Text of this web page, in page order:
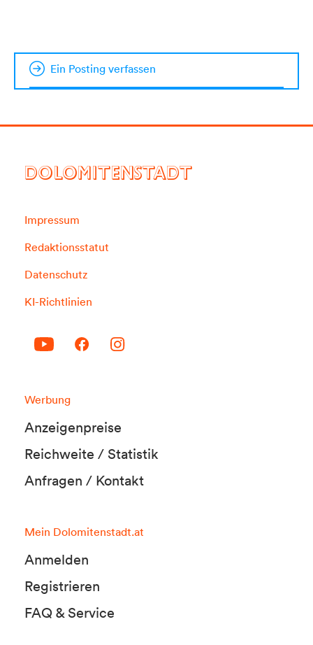
Ein Posting verfassen
DOLOMITENSTADT
Impressum
Redaktionsstatut
Datenschutz
KI-Richtlinien
Werbung
Anzeigenpreise
Reichweite / Statistik
Anfragen / Kontakt
Mein Dolomitenstadt.at
Anmelden
Registrieren
FAQ & Service